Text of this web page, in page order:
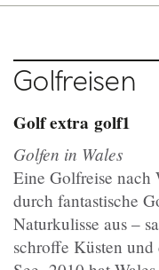
Golfreisen
Golf extra golf1
Golfen in Wales
Eine Golfreise nach
durch fantastische
Naturkulisse aus –
schroffe Küsten